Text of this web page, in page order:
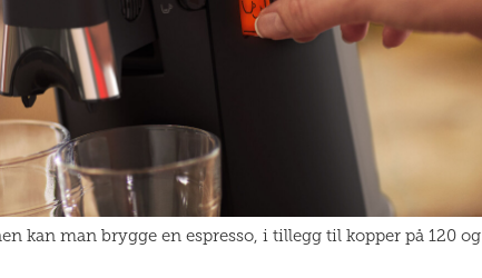
kan man brygge en espresso, i tillegg til kopper på 120 og